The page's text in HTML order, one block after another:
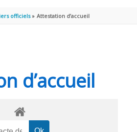
PRINCIPAL
officiels Attestation d’accueil
d’accueil